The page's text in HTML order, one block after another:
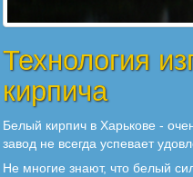
Технология
кирпича
Белый кирпич в Харькове -
завод не всегда успевает
Не многие знают, что белый